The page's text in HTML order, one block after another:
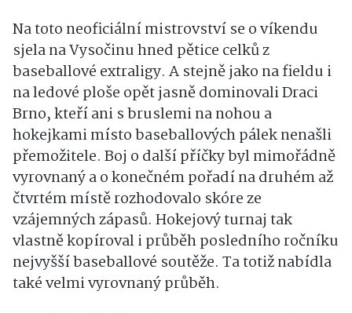
Na toto neoficiální mistrovství se o víkendu
sjela na Vysočinu hned pětice celků z
baseballové extraligy. A stejně jako na fieldu i
na ledové ploše opět jasně dominovali Draci
Brno, kteří ani s bruslemi na nohou a
hokejkami místo baseballových pálek nenašli
přemožitele. Boj o další příčky byl mimořádně
vyrovnaný a o konečném pořadí na druhém až
čtvrtém místě rozhodovalo skóre ze
vzájemných zápasů. Hokejový turnaj tak
vlastně kopíroval i průběh posledního ročníku
nejvyšší baseballové soutěže. Ta totiž nabídla
také velmi vyrovnaný průběh.